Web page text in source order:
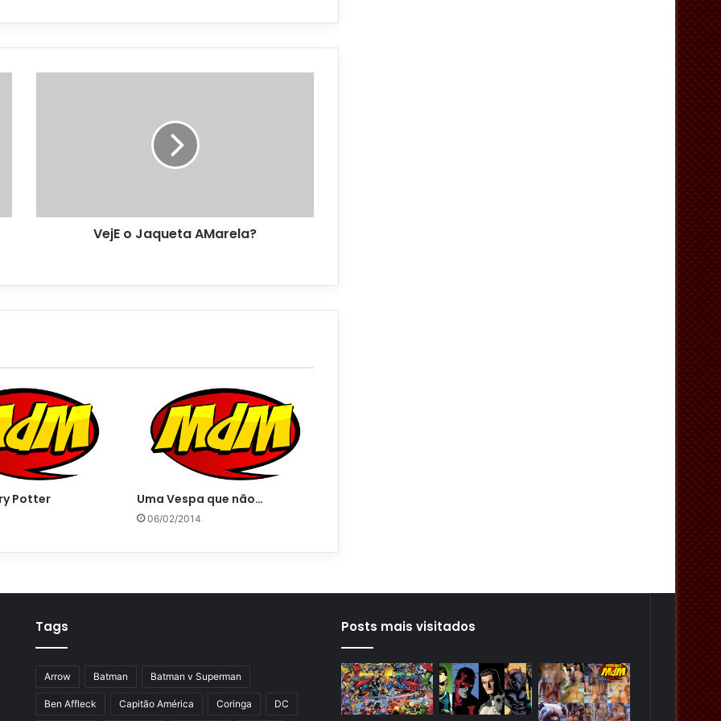
VejE o Jaqueta AMarela?
Potter Uma Vespa que não…
06/02/2014
Tags
Arrow Batman Batman v Superman
Ben Affleck Capitão América Coringa DC
Posts mais visitados